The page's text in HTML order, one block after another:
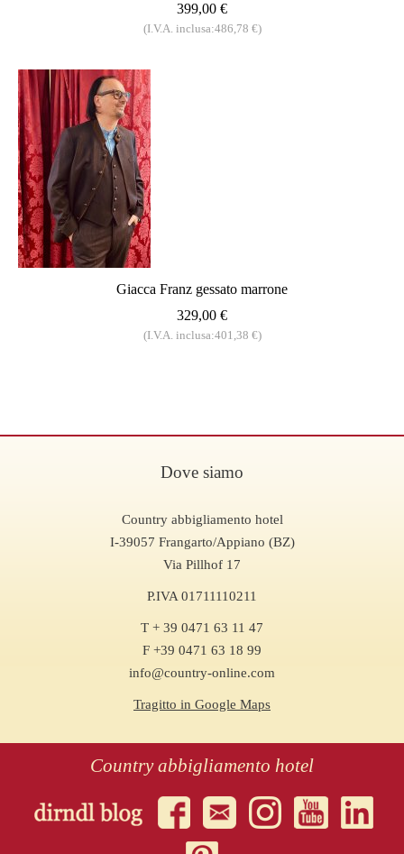
399,00 €
(I.V.A. inclusa:486,78 €)
Giacca Franz gessato marrone
329,00 €
(I.V.A. inclusa:401,38 €)
Dove siamo
Country abbigliamento hotel
I-39057 Frangarto/Appiano (BZ)
Via Pillhof 17
P.IVA 01711110211
T + 39 0471 63 11 47
F +39 0471 63 18 99
info@country-online.com
Tragitto in Google Maps
Country abbigliamento hotel